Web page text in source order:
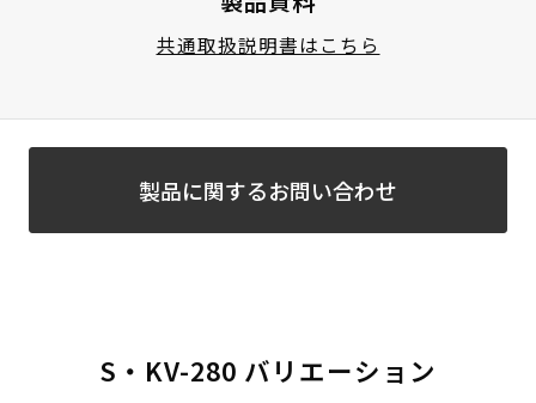
共通取扱説明書はこちら
製品に関するお問い合わせ
S・KV-280 バリエーション